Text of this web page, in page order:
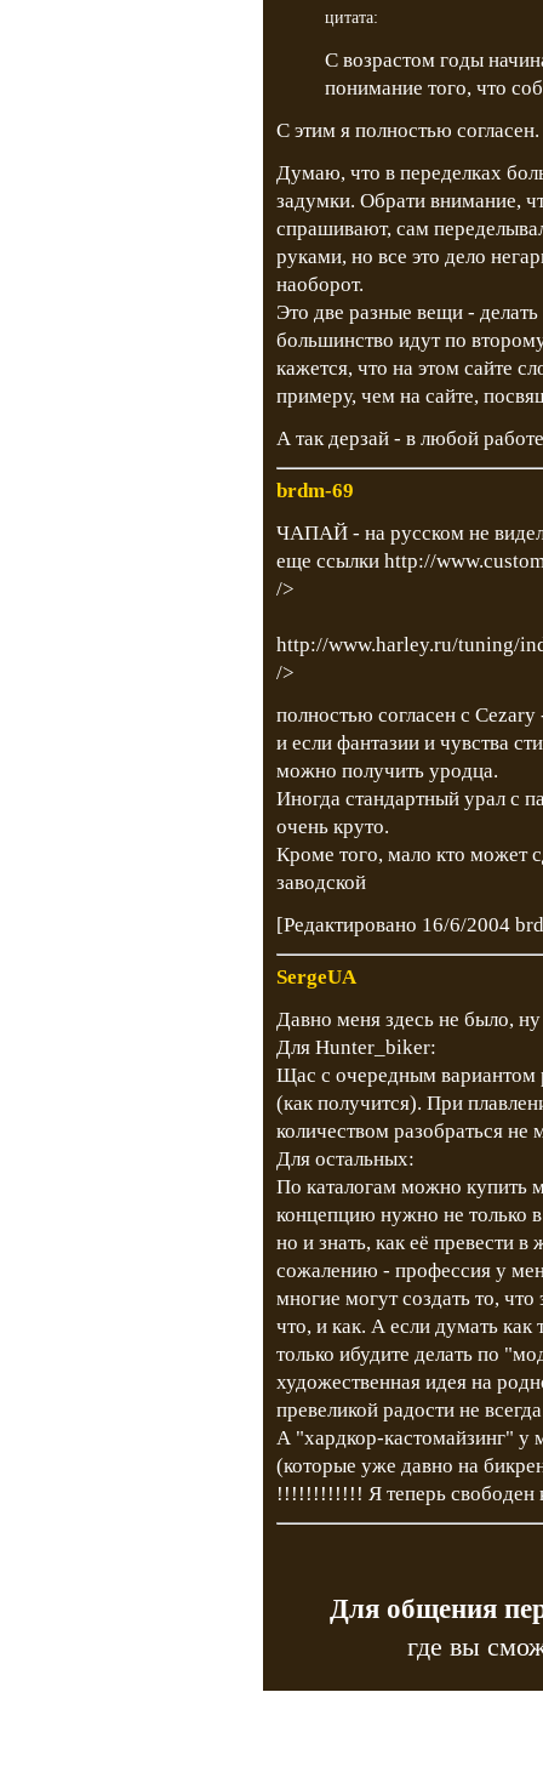
цитата:
С возрастом годы
понимание того, что
С этим я полностью согласен.
Думаю, что в переделках
задумки. Обрати внимание,
спрашивают, сам
руками, но все это дело
наоборот.
Это две разные вещи -
большинство идут по
кажется, что на этом сайте
примеру, чем на сайте,
А так дерзай - в любой
brdm-69
ЧАПАЙ - на русском не
еще ссылки http://
/>
http://www.harley.ru/tuning/
/>
полностью согласен с
и если фантазии и чувства
можно получить уродца.
Иногда стандартный урал с
очень круто.
Кроме того, мало кто
заводской
[Редактировано 16/6/2004
SergeUA
Давно меня здесь не было,
Для Hunter_biker:
Щас с очередным вариантом
(как получится). При
количеством разобраться
Для остальных:
По каталогам можно купить
концепцию нужно не только
но и знать, как её превести
сожалению - профессия у
многие могут создать то,
что, и как. А если думать как
только ибудите делать по
художественная идея на
превеликой радости не
А "хардкор-кастомайзинг" у
(которые уже давно на
!!!!!!!!!!!! Я теперь свободен
Для общения
где вы